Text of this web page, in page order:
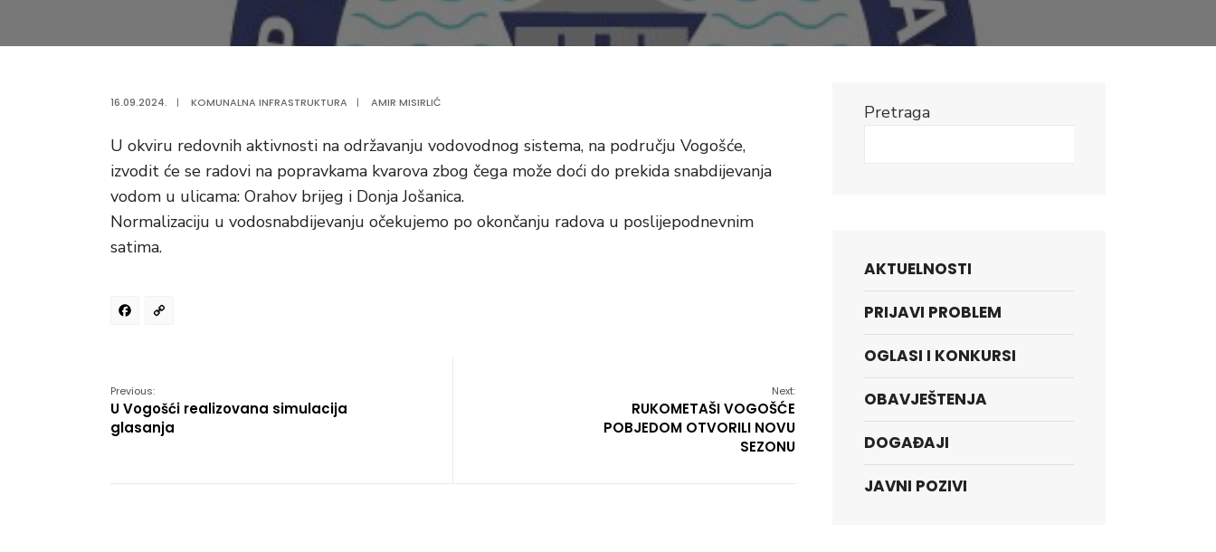
16.09.2024. | KOMUNALNA INFRASTRUKTURA | AMIR MISIRLIĆ
U okviru redovnih aktivnosti na održavanju vodovodnog sistema, na području Vogošće,
izvodit će se radovi na popravkama kvarova zbog čega može doći do prekida snabdijevanja
vodom u ulicama: Orahov brijeg i Donja Jošanica.
Normalizaciju u vodosnabdijevanju očekujemo po okončanju radova u poslijepodnevnim
satima.
Facebook
Previous:
U Vogošći realizovana simulacija
glasanja
Next:
RUKOMETAŠI VOGOŠĆE
POBJEDOM OTVORILI NOVU
SEZONU
Pretraga
AKTUELNOSTI
PRIJAVI PROBLEM
OGLASI I KONKURSI
OBAVJEŠTENJA
DOGAĐAJI
JAVNI POZIVI